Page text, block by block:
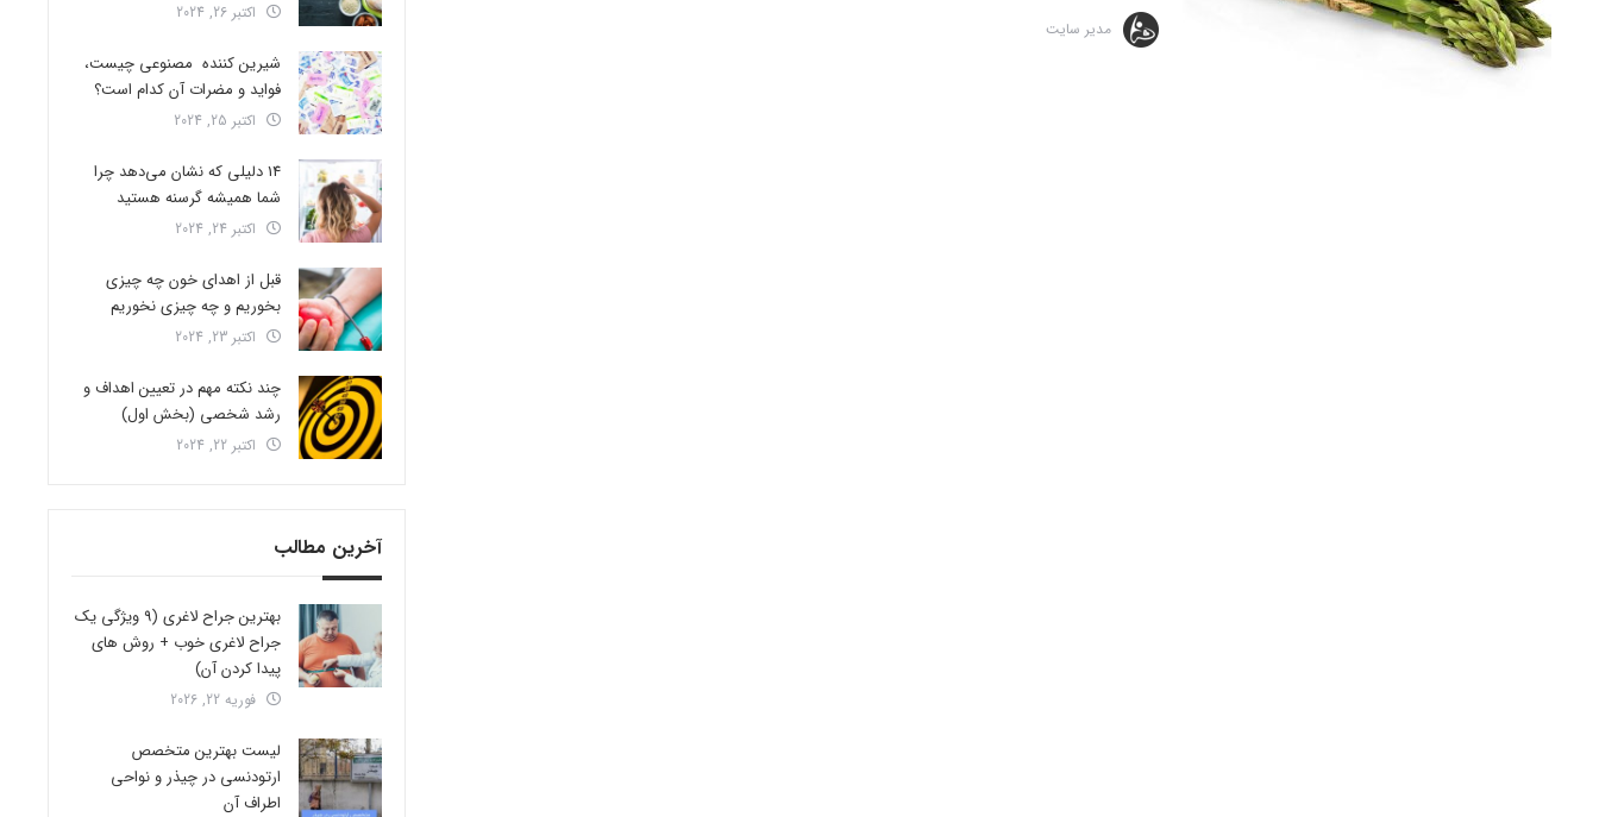
مدیر سایت
اکتبر 26, 2024
شیرین کننده مصنوعی چیست،
فواید و مضرات آن کدام است؟
اکتبر 25, 2024
14 دلیلی که نشان می‌دهد چرا
شما همیشه گرسنه هستید
اکتبر 24, 2024
قبل از اهدای خون چه چیزی
بخوریم و چه چیزی نخوریم
اکتبر 23, 2024
چند نکته مهم در تعیین اهداف و
رشد شخصی (بخش اول)
اکتبر 22, 2024
آخرین مطالب
بهترین جراح لاغری (9 ویژگی یک
جراح لاغری خوب + روش های
پیدا کردن آن)
فوریه 22, 2026
لیست بهترین متخصص
ارتودنسی در چیذر و نواحی
اطراف آن